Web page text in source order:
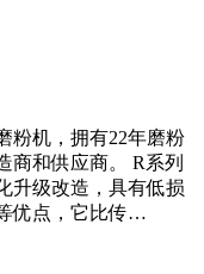
粉机，拥有22年磨粉
商和供应商。 R系列
升级改造，具有低损
优点，它比传…